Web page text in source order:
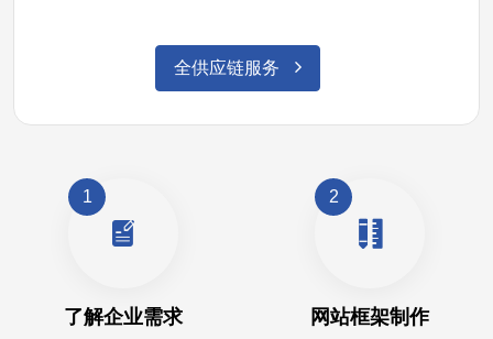
全供应链服务
1
了解企业需求
2
网站框架制作